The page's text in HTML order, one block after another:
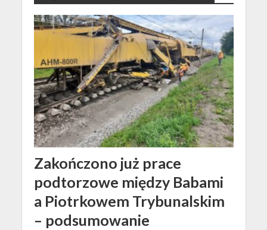
Zakończono już prace
podtorzowe między Babami
a Piotrkowem Trybunalskim
– podsumowanie